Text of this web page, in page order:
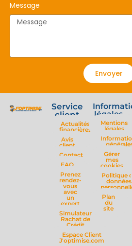
Message
Envoyer
Service
client
Actualités
financières
Avis
client
Contact
FAQ
Prenez
rendez-
vous
avec
un
expert
Simulateur
Rachat de
Crédit
Espace Client
J'optimise.com
légales
Mentions
légales
générales
Gérer
mes
cookies
Politique
données
Plan
du
site